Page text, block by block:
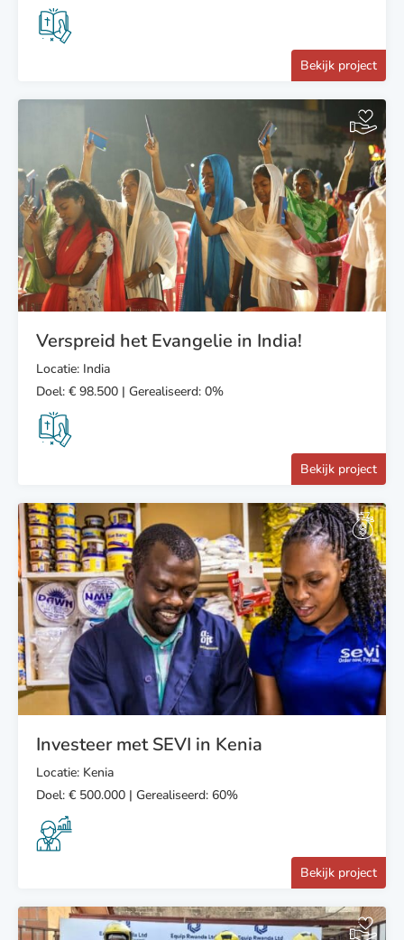
Bekijk project
Verspreid het Evangelie in India!
Locatie: India
Doel: € 98.500 | Gerealiseerd: 0%
Bekijk project
Investeer met SEVI in Kenia
Locatie: Kenia
Doel: € 500.000 | Gerealiseerd: 60%
Bekijk project